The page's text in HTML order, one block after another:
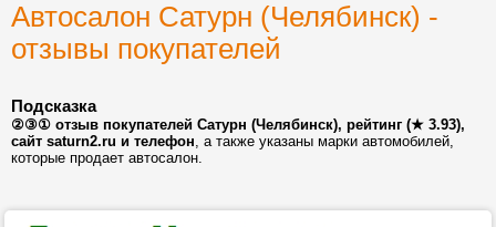
Автосалон Сатурн (Челябинск) -
отзывы покупателей
Подсказка
②③① отзыв покупателей Сатурн (Челябинск), рейтинг (★ 3.93),
сайт saturn2.ru и телефон, а также указаны марки автомобилей,
которые продает автосалон.